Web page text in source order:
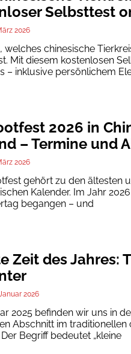
Selbsttest
2026
welches chinesische
Mit diesem kostenlosen
– inklusive persönlichem
2026 in
– Termine und
2026
gehört zu den ältesten
Kalender. Im Jahr
begangen – und
Zeit des Jahres:
2026
2025 befinden wir uns in
Abschnitt im traditionellen
Begriff bedeutet „kleine